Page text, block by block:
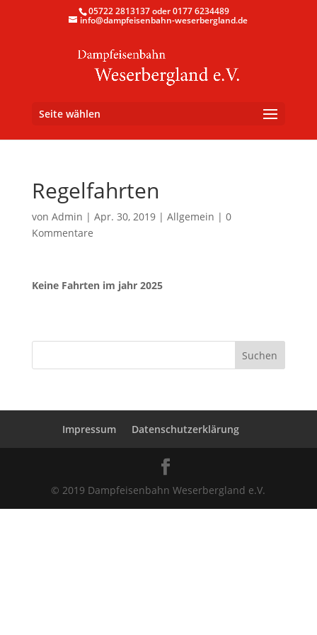
05722 2813137 oder 0177 6234489
info@dampfeisenbahn-weserbergland.de
Seite wählen
Regelfahrten
von Admin | Apr. 30, 2019| Allgemein | 0
Kommentare
Keine Fahrten im jahr 2025
Impressum Datenschutzerklärung
© 2019 Dampfeisenbahn Weserbergland e.V.